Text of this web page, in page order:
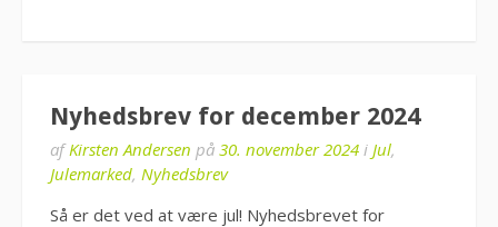
Nyhedsbrev for december 2024
afKirsten Andersen på 30. november 2024 i Jul,
Julemarked, Nyhedsbrev
Så er det ved at være jul! Nyhedsbrevet for